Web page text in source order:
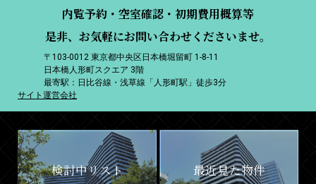
内覧予約・空室確認・初期費用概算等
是非、お気軽にお問い合わせくださいませ。
〒103-0012 東京都中央区日本橋堀留町 1-8-11
日本橋人形町スクエア 3階
最寄駅：日比谷線・浅草線「人形町駅」徒歩3分
サイト運営会社
検討中リスト 最近見た物件